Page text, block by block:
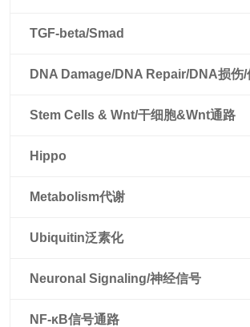
TGF-beta/Smad
DNA Damage/DNA Repair/DNA损伤/
Stem Cells & Wnt/干细胞&Wnt通路
Hippo
Metabolism代谢
Ubiquitin泛素化
Neuronal Signaling/神经信号
NF-κB信号通路